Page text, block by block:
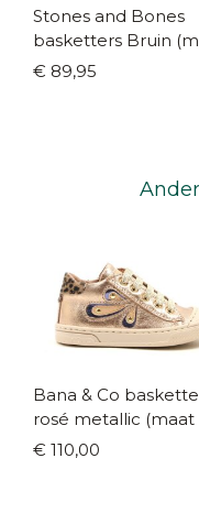
Stones and Bones
basketters Bruin
27-40)
€ 89,95
Bana & Co
rosé metallic (maat
33)
€ 110,00